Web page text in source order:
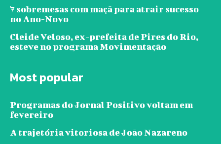
7 sobremesas com maçã para atrair sucesso
no Ano-Novo
Cleide Veloso, ex-prefeita de Pires do Rio,
esteve no programa Movimentação
Most popular
Programas do Jornal Positivo voltam em
fevereiro
A trajetória vitoriosa de João Nazareno